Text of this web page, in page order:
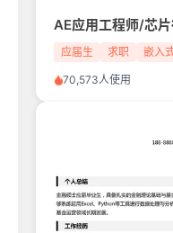
AE应用工程师/芯
应届生 求职 嵌入
70,573人使用